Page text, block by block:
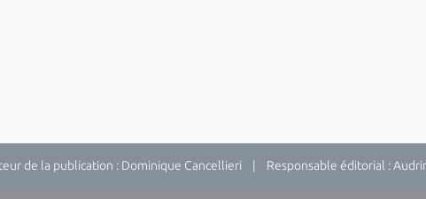
de la publication : Dominique Cancellieri | Responsable éditorial :